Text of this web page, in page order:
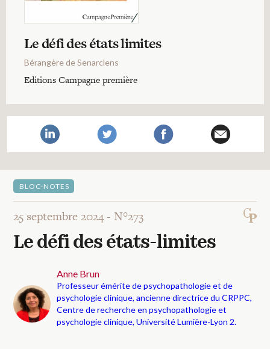
Entretiens
Revues
Colloque
Mon panier
Mon compte
Le défi des états limites
Bérangère de Senarclens
Editions Campagne première
BLOC-NOTES
25 septembre 2024 -N°273
Le défi des états-limites
Anne Brun
Professeur émérite de psychopathologie et de
psychologie clinique, ancienne directrice du CRPPC,
Centre de recherche en psychopathologie et
psychologie clinique, Université Lumière-Lyon 2.